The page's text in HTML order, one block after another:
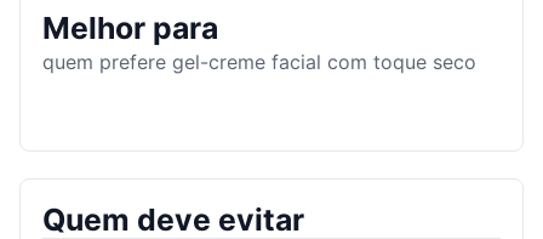
Melhor para
quem prefere gel-creme facial com toque seco
Quem deve evitar